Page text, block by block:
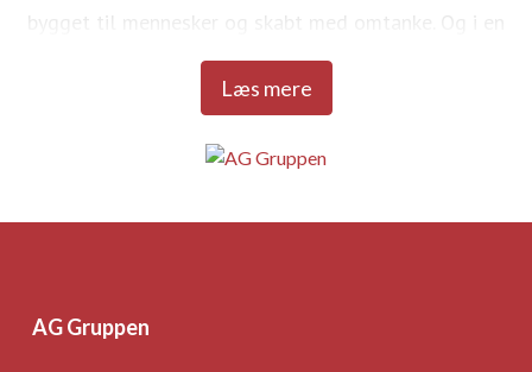
Læs mere
bygget til mennesker og skabt med omtanke. Og i en
kvalitet, der kan tåle livet.
AG Gruppen